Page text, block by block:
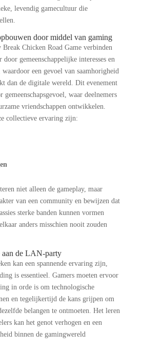
levendig gamecultuur die
door middel van gaming
Chicken Road Game verbinden
door gemeenschappelijke interesses en
een gevoel van saamhorigheid
dan de digitale wereld. Dit evenement
gemeenschapsgevoel, waar deelnemers
vriendschappen ontwikkelen.
collectieve ervaring zijn:
niet alleen de gameplay, maar
van een community en bewijzen dat
sterke banden kunnen vormen
anders misschien nooit zouden
aan de LAN-party
kan een spannende ervaring zijn,
is essentieel. Gamers moeten ervoor
in orde is om technologische
en tegelijkertijd de kans grijpen om
belangen te ontmoeten. Het leren
kan het genot verhogen en een
binnen de gamingwereld